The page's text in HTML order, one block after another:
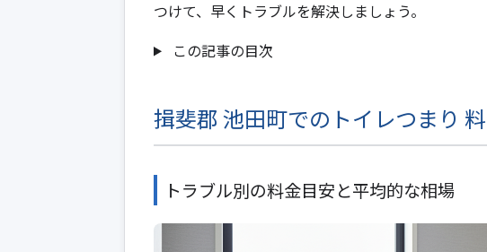
つけて、早くトラブルを解決しましょう。
この記事の目次
揖斐郡 池田町でのトイレつまり
トラブル別の料金目安と平均的な相場